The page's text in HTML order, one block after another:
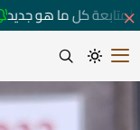
كل ما هو جديد